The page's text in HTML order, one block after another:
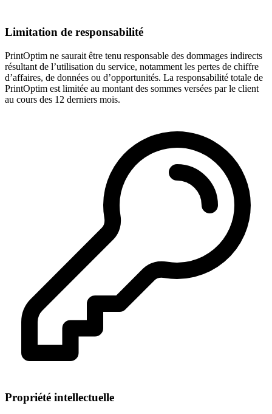
Limitation de responsabilité
PrintOptim ne saurait être tenu responsable des dommages indirects
résultant de l’utilisation du service, notamment les pertes de chiffre
d’affaires, de données ou d’opportunités. La responsabilité totale de
PrintOptim est limitée au montant des sommes versées par le client
au cours des 12 derniers mois.
Propriété intellectuelle